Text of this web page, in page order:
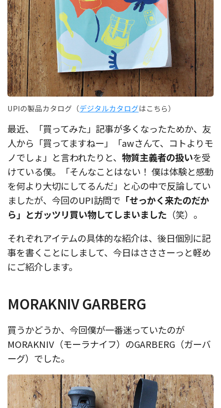
UPIの製品カタログ（デジタルカタログはこちら）
最近、「買ってみた」記事が多くなったためか、友
人から「買ってますねー」「awさんて、コトよりモ
ノでしょ」と言われたりと、 物質主義者の扱いを受
けている僕。「そんなことはない！ 僕は体験と感動
を何より大切にしてるんだ」と心の中で反論してい
ましたが、今回のUPI訪問で 「せっかく来たのだか
ら」とガッツリ買い物してしまいました （笑）。
それぞれアイテムの具体的な紹介は、後日個別に記
事を書くことにしまして、今日はさささーっと軽め
にご紹介します。
MORAKNIV GARBERG
買うかどうか、今回僕が一番迷っていたのが
MORAKNIV（モーラナイフ）のGARBERG（ガーバ
ーグ）でした。